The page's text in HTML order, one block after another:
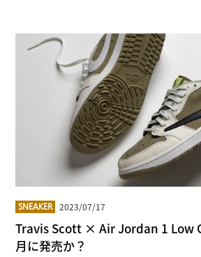
SNEAKER 2023/07/17
Travis Scott × Air Jordan 1 Low
月に発売か？